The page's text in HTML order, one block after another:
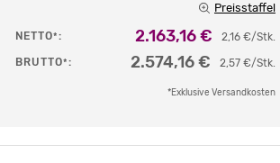
Preisstaffel
NETTO*: 2,16 €/Stk.
2.163,16 €
BRUTTO*: 2,57 €/Stk.
2.574,16 €
*Exklusive Versandkosten